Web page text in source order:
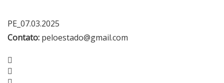
PE_07.03.2025
Contato: peloestado@gmail.com